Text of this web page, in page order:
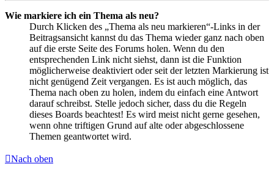
Wie markiere ich ein Thema als neu?
Durch Klicken des „Thema als neu markieren“-Links in der
Beitragsansicht kannst du das Thema wieder ganz nach oben
auf die erste Seite des Forums holen. Wenn du den
entsprechenden Link nicht siehst, dann ist die Funktion
möglicherweise deaktiviert oder seit der letzten Markierung ist
nicht genügend Zeit vergangen. Es ist auch möglich, das
Thema nach oben zu holen, indem du einfach eine Antwort
darauf schreibst. Stelle jedoch sicher, dass du die Regeln
dieses Boards beachtest! Es wird meist nicht gerne gesehen,
wenn ohne triftigen Grund auf alte oder abgeschlossene
Themen geantwortet wird.
Nach oben